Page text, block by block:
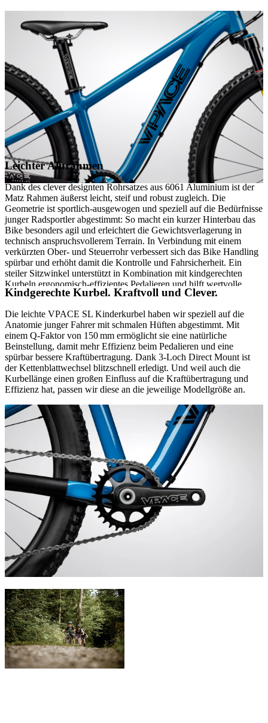
Leichter Alurahmen
Dank des clever designten Rohrsatzes aus 6061 Aluminium ist der
Matz Rahmen äußerst leicht, steif und robust zugleich. Die
Geometrie ist sportlich-ausgewogen und speziell auf die Bedürfnisse
junger Radsportler abgestimmt: So macht ein kurzer Hinterbau das
Bike besonders agil und erleichtert die Gewichtsverlagerung in
technisch anspruchsvollerem Terrain. In Verbindung mit einem
verkürzten Ober- und Steuerrohr verbessert sich das Bike Handling
spürbar und erhöht damit die Kontrolle und Fahrsicherheit. Ein
steiler Sitzwinkel unterstützt in Kombination mit kindgerechten
Kurbeln ergonomisch-effizientes Pedalieren und hilft wertvolle
Kräfte zu sparen.
Kindgerechte Kurbel. Kraftvoll und Clever.
Die leichte VPACE SL Kinderkurbel haben wir speziell auf die
Anatomie junger Fahrer mit schmalen Hüften abgestimmt. Mit
einem Q-Faktor von 150 mm ermöglicht sie eine natürliche
Beinstellung, damit mehr Effizienz beim Pedalieren und eine
spürbar bessere Kraftübertragung. Dank 3-Loch Direct Mount ist
der Kettenblattwechsel blitzschnell erledigt. Und weil auch die
Kurbellänge einen großen Einfluss auf die Kraftübertragung und
Effizienz hat, passen wir diese an die jeweilige Modellgröße an.